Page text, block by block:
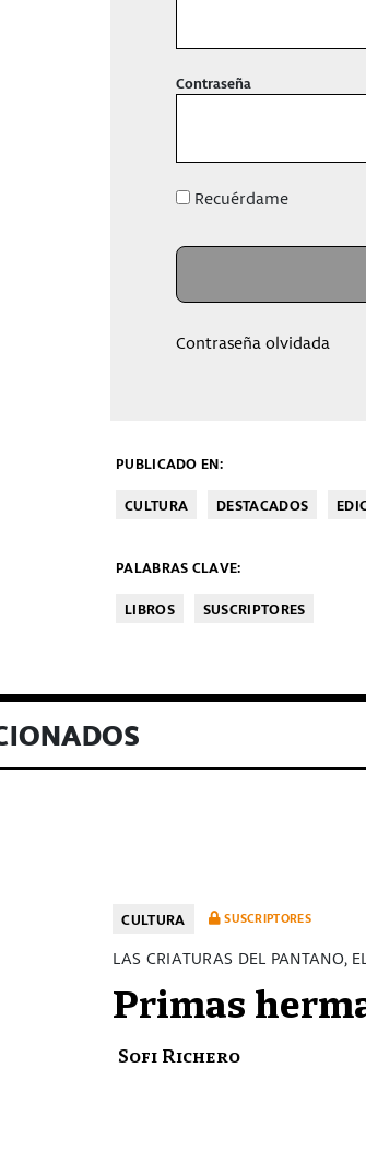
Contraseña
Recuérdame
Contraseña olvidada
PUBLICADO EN:
CULTURA
DESTACADOS
PALABRAS CLAVE:
LIBROS
SUSCRIPTORES
CULTURA SUSCRIPTORES
LAS CRIATURAS DEL PANTANO,
Primas
Sofi Richero